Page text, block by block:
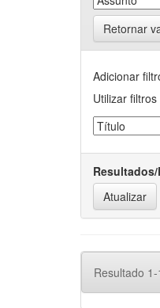
Retornar
Adicionar
Utilizar
Resultado